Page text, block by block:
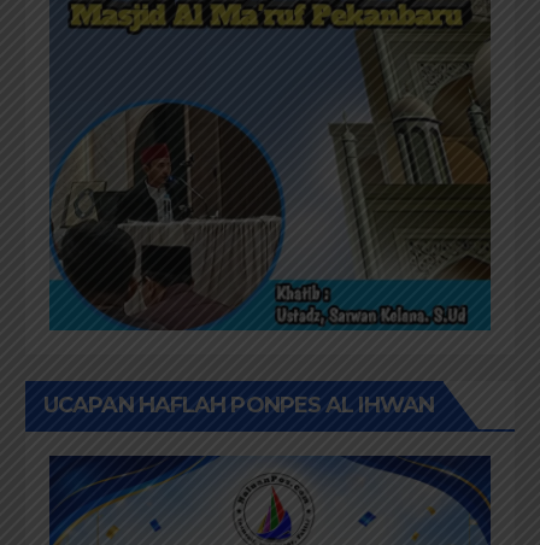
UCAPAN HAFLAH PONPES AL IHWAN